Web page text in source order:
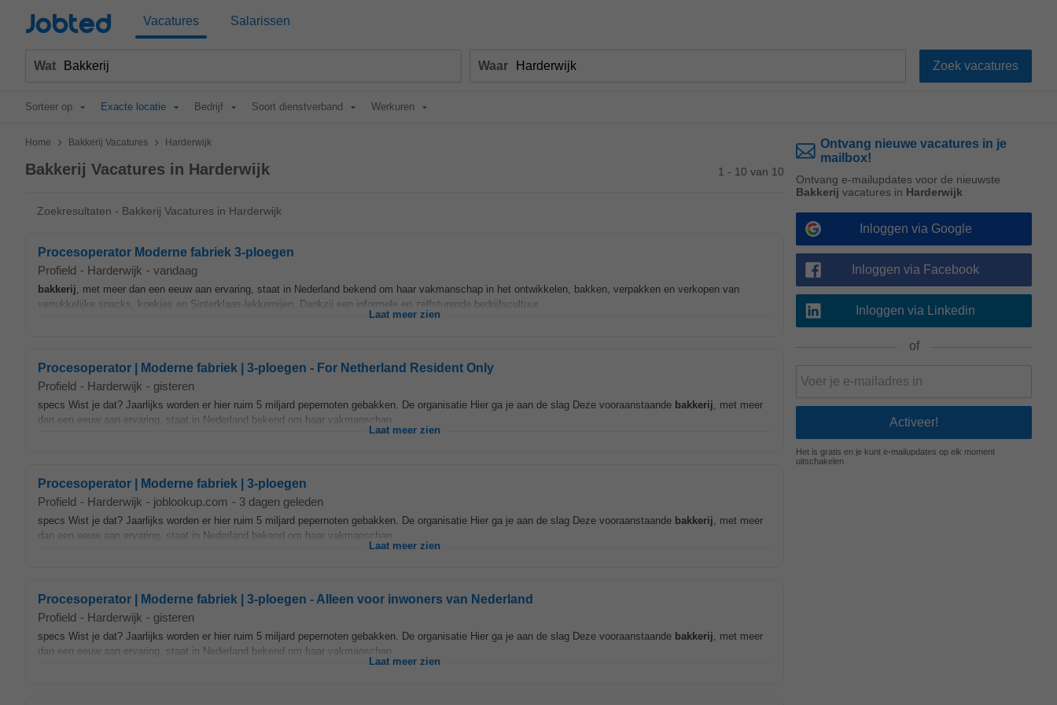
Jobted Vacatures Salarissen
Wat Waar
Sorteer op Exacte locatie Bedrijf Soort dienstverband Werkuren
Home > Bakkerij Vacatures > Harderwijk
Bakkerij Vacatures in Harderwijk 1 - 10 van 10
Zoekresultaten - Bakkerij Vacatures in Harderwijk
Procesoperator Moderne fabriek 3-ploegen
Profield - Harderwijk - vandaag
bakkerij, met meer dan een eeuw aan ervaring, staat in Nederland bekend om haar vakmanschap in het ontwikkelen, bakken, verpakken en verkopen van
verrukkelijke snacks, koekjes en Sinterklaas-lekkernijen. Dankzij een informele en zelfsturende bedrijfscultuur...
Laat meer zien
Procesoperator | Moderne fabriek | 3-ploegen - For Netherland Resident Only
Profield - Harderwijk - gisteren
specs Wist je dat? Jaarlijks worden er hier ruim 5 miljard pepernoten gebakken. De organisatie Hier ga je aan de slag Deze vooraanstaande bakkerij, met meer
dan een eeuw aan ervaring, staat in Nederland bekend om haar vakmanschap...
Laat meer zien
Procesoperator | Moderne fabriek | 3-ploegen
Profield - Harderwijk - joblookup.com - 3 dagen geleden
specs Wist je dat? Jaarlijks worden er hier ruim 5 miljard pepernoten gebakken. De organisatie Hier ga je aan de slag Deze vooraanstaande bakkerij, met meer
dan een eeuw aan ervaring, staat in Nederland bekend om haar vakmanschap...
Laat meer zien
Procesoperator | Moderne fabriek | 3-ploegen - Alleen voor inwoners van Nederland
Profield - Harderwijk - gisteren
specs Wist je dat? Jaarlijks worden er hier ruim 5 miljard pepernoten gebakken. De organisatie Hier ga je aan de slag Deze vooraanstaande bakkerij, met meer
dan een eeuw aan ervaring, staat in Nederland bekend om haar vakmanschap...
Laat meer zien
Ontvang nieuwe vacatures in je
mailbox!
Ontvang e-mailupdates voor de nieuwste
Bakkerij vacatures in Harderwijk
Inloggen via Google
Inloggen via Facebook
Inloggen via Linkedin
of
Het is gratis en je kunt e-mailupdates op elk moment
uitschakelen